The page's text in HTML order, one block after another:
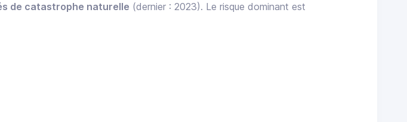
de catastrophe naturelle (dernier : 2023). Le risque dominant est